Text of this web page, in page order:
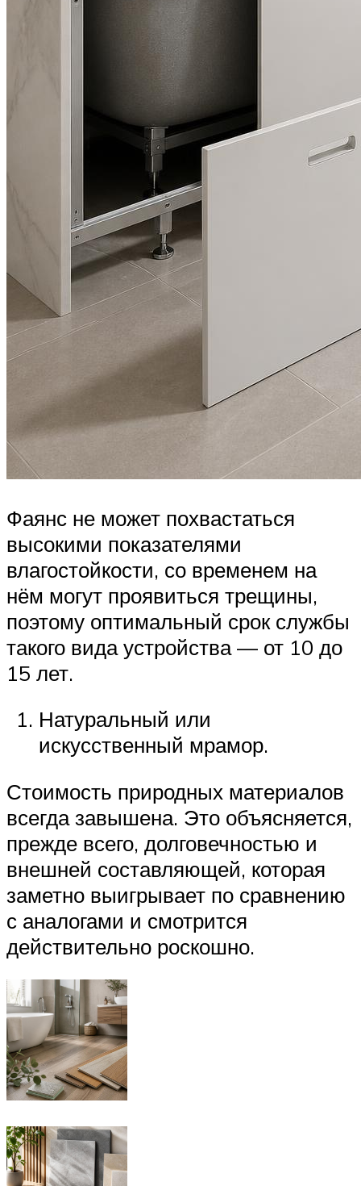
Фаянс не может похвастаться
высокими показателями
влагостойкости, со временем на
нём могут проявиться трещины,
поэтому оптимальный срок службы
такого вида устройства — от 10 до
15 лет.
Натуральный или
искусственный мрамор.
Стоимость природных материалов
всегда завышена. Это объясняется,
прежде всего, долговечностью и
внешней составляющей, которая
заметно выигрывает по сравнению
с аналогами и смотрится
действительно роскошно.